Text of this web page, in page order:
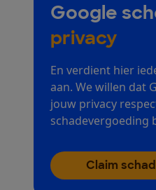
Google
privacy
En verdient hier
aan. We willen dat
jouw privacy
schadevergoeding
Claim